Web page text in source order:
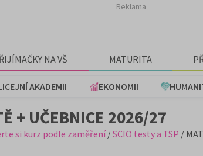
Reklama
NA VŠ MATURITA
AKADEMII EKONOMII
+ UČEBNICE 2026/27
si kurz podle zaměření/SCIO testy a TSP /